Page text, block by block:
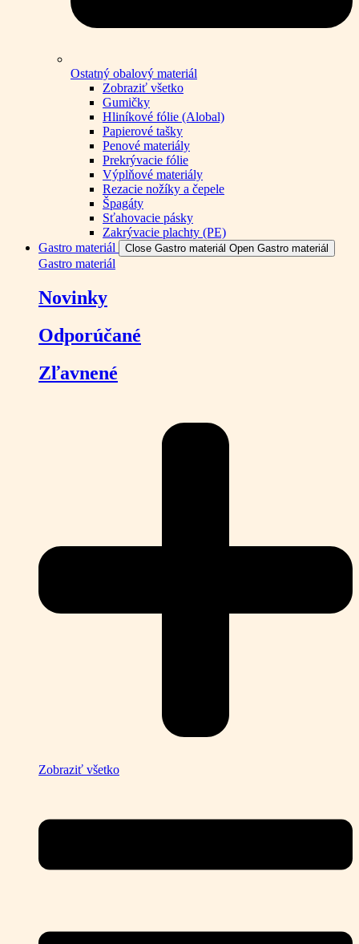
Ostatný obalový materiál
Zobraziť všetko
Gumičky
Hliníkové fólie (Alobal)
Papierové tašky
Penové materiály
Prekrývacie fólie
Výplňové materiály
Rezacie nožíky a čepele
Špagáty
Sťahovacie pásky
Zakrývacie plachty (PE)
Gastro materiál
Close Gastro materiál Open Gastro materiál
Gastro materiál
Novinky
Odporúčané
Zľavnené
Zobraziť všetko